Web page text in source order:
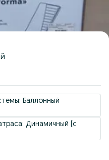
Баллонный
Динамичный (с